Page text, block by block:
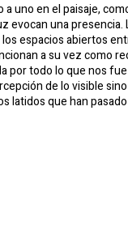
uno en el paisaje,
evocan una
espacios abiertos
a su vez como
por todo lo que nos
de lo visible
latidos que han